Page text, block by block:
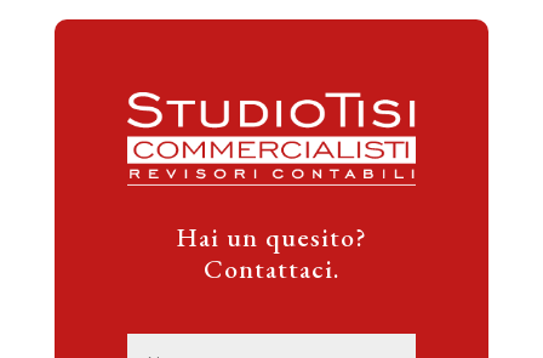
Hai un quesito?
Contattaci.